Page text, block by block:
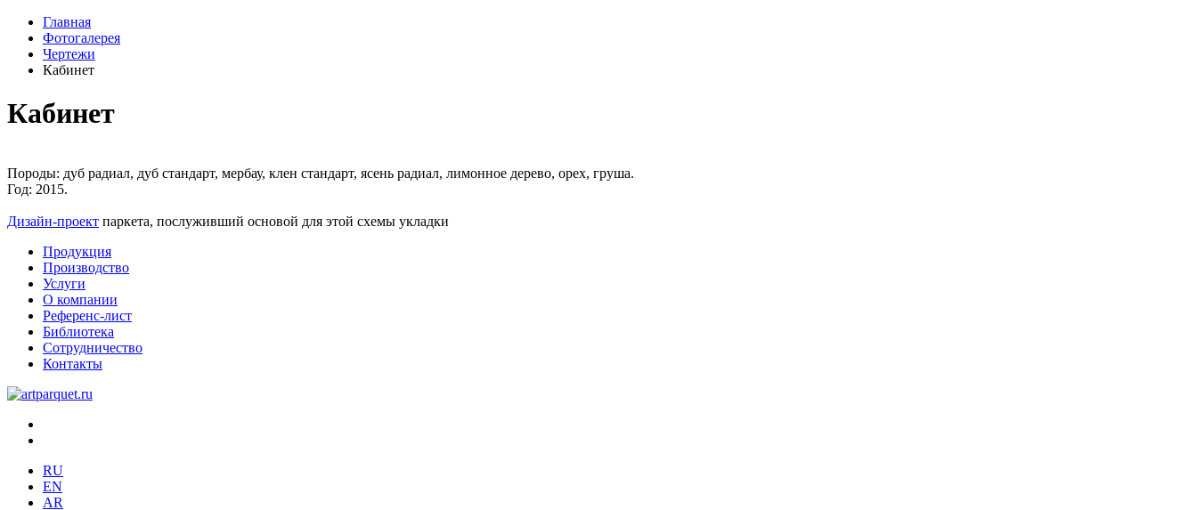
Главная
Фотогалерея
Чертежи
Кабинет
Кабинет
Породы: дуб радиал, дуб стандарт, мербау, клен стандарт, ясень радиал, лимонное дерево, орех, груша.
Год: 2015.
Дизайн-проект паркета, послуживший основой для этой схемы укладки
Продукция
Производство
Услуги
О компании
Референс-лист
Библиотека
Сотрудничество
Контакты
RU
EN
AR